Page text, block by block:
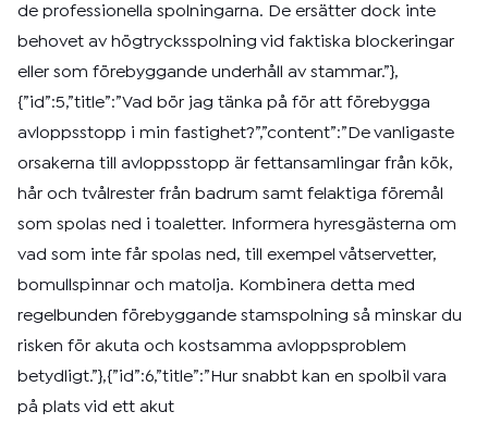
de professionella spolningarna. De ersätter dock inte
behovet av högtrycksspolning vid faktiska blockeringar
eller som förebyggande underhåll av stammar.”},
{”id”:5,”title”:”Vad bör jag tänka på för att förebygga
avloppsstopp i min fastighet?”,”content”:”De vanligaste
orsakerna till avloppsstopp är fettansamlingar från kök,
hår och tvålrester från badrum samt felaktiga föremål
som spolas ned i toaletter. Informera hyresgästerna om
vad som inte får spolas ned, till exempel våtservetter,
bomullspinnar och matolja. Kombinera detta med
regelbunden förebyggande stamspolning så minskar du
risken för akuta och kostsamma avloppsproblem
betydligt.”},{”id”:6,”title”:”Hur snabbt kan en spolbil vara
på plats vid ett akut